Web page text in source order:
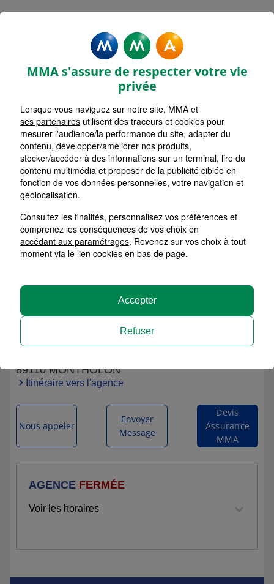
MONTHOLON
Accueil
Assurance Bourgogne-Franche-Comté
MMA MONTHOLON
89110 MONTHOLON
Itinéraire vers l'agence
AGENCE FERMÉE
Voir les horaires
Nous appeler
Envoyer
Message
Devis
Assurance
MMA
MMA s'assure de respecter votre vie
privée
Lorsque vous naviguez sur notre site, MMA et
ses partenaires utilisent des traceurs et cookies pour
mesurer l'audience/la performance du site, adapter du
contenu, développer/améliorer nos produits,
stocker/accéder à des informations sur un terminal, lire du
contenu multimédia et proposer de la publicité ciblée en
fonction de vos données personnelles, votre navigation et
géolocalisation.
Consultez les finalités, personnalisez vos préférences et
comprenez les conséquences de vos choix en
accédant aux paramétrages. Revenez sur vos choix à tout
moment via le lien cookies en bas de page.
Refuser
Accepter